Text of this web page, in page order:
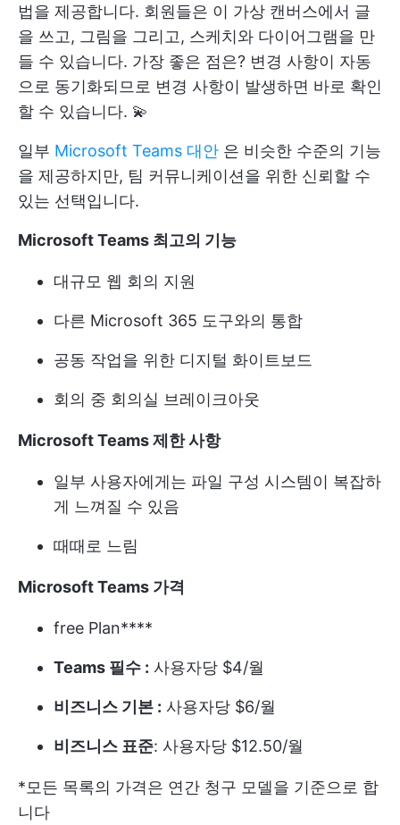
법을 제공합니다. 회원들은 이 가상 캔버스에서 글
을 쓰고, 그림을 그리고, 스케치와 다이어그램을 만
들 수 있습니다. 가장 좋은 점은? 변경 사항이 자동
으로 동기화되므로 변경 사항이 발생하면 바로 확인
할 수 있습니다. 💫
일부 Microsoft Teams 대안 은 비슷한 수준의 기능
을 제공하지만, 팀 커뮤니케이션을 위한 신뢰할 수
있는 선택입니다.
Microsoft Teams 최고의 기능
대규모 웹 회의 지원
다른 Microsoft 365 도구와의 통합
공동 작업을 위한 디지털 화이트보드
회의 중 회의실 브레이크아웃
Microsoft Teams 제한 사항
일부 사용자에게는 파일 구성 시스템이 복잡하
게 느껴질 수 있음
때때로 느림
Microsoft Teams 가격
free Plan****
Teams 필수 : 사용자당 $4/월
비즈니스 기본 : 사용자당 $6/월
비즈니스 표준: 사용자당 $12.50/월
*모든 목록의 가격은 연간 청구 모델을 기준으로 합
니다